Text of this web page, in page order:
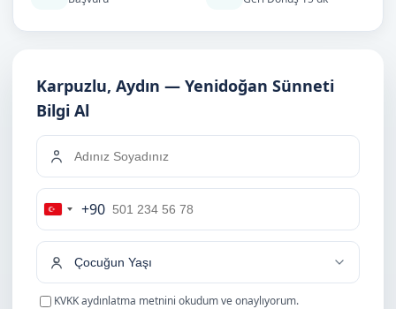
Karpuzlu, Aydın — Yenidoğan Sünneti
Bilgi Al
Turkey
+90
+90
KVKK aydınlatma metnini okudum ve onaylıyorum.